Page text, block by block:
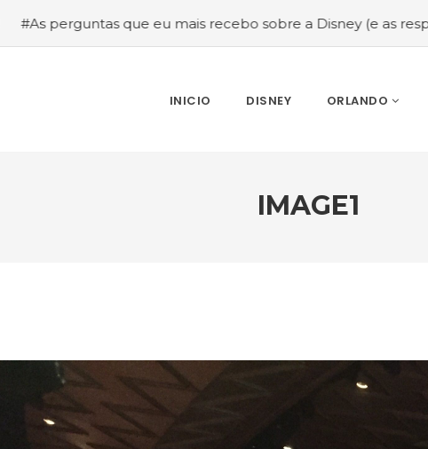
que eu mais recebo sobre a Disney (e as respostas mais
INICIO DISNEY ORLANDO
IMAGE1